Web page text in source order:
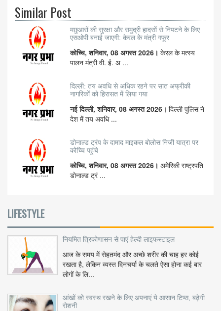
Similar Post
मछुआरों की सुरक्षा और समुद्री हादसों से निपटने के लिए
एसओपी बनाई जाएगी: केरल के मंत्री गफूर
कोच्चि, शनिवार, 08 अगस्त 2026। केरल के मत्स्य
पालन मंत्री वी. ई. अ ...
दिल्ली: तय अवधि से अधिक रहने पर सात अफ्रीकी
नागरिकों को हिरासत में लिया गया
नई दिल्ली, शनिवार, 08 अगस्त 2026। दिल्ली पुलिस ने
देश में तय अवधि ...
डोनाल्ड ट्रंप के दामाद माइकल बोलोस निजी यात्रा पर
कोच्चि पहुंचे
कोच्चि, शनिवार, 08 अगस्त 2026। अमेरिकी राष्ट्रपति
डोनाल्ड ट्रं ...
LIFESTYLE
नियमित त्रिकोणासन से पाएं हेल्दी लाइफस्टाइल
आज के समय में सेहतमंद और अच्छे शरीर की चाह हर कोई
रखता है, लेकिन व्यस्त दिनचर्या के चलते ऐसा होना कई बार
लोगों के लि...
आंखों को स्वस्थ रखने के लिए अपनाएं ये आसान टिप्स, बढ़ेगी
रोशनी